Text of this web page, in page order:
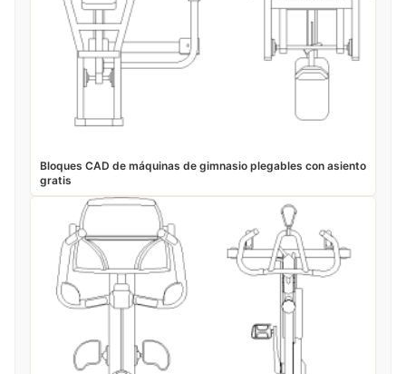
Bloques CAD de máquinas de gimnasio plegables con asiento
gratis